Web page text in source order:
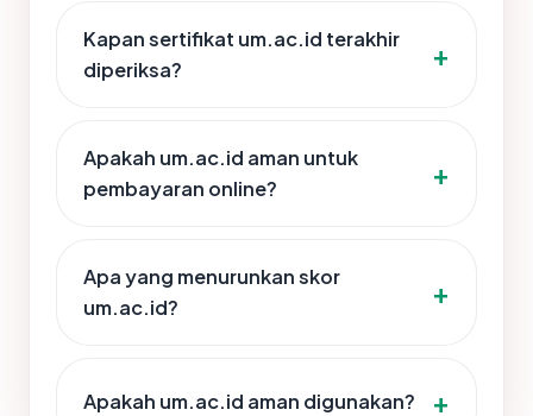
Kapan sertifikat um.ac.id terakhir
diperiksa?
Apakah um.ac.id aman untuk
pembayaran online?
Apa yang menurunkan skor
um.ac.id?
Apakah um.ac.id aman digunakan?